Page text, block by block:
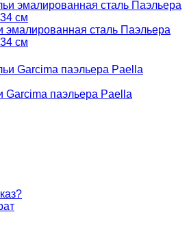
эмалированная сталь Паэльера
см
Garcima паэльера Paella